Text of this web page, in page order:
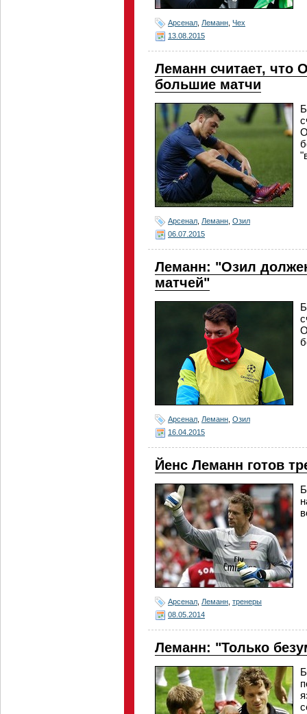
Арсенал Леманн Чех
13.08.2015
Леманн считает, что
большие матчи
Арсенал Леманн Озил
06.07.2015
Леманн: "Озил
матчей"
Арсенал Леманн Озил
16.04.2015
Йенс Леманн готов
Арсенал Леманн тренеры
08.05.2014
Леманн: "Только